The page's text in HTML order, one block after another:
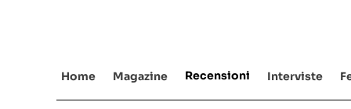
Home Magazine Recensioni Interviste